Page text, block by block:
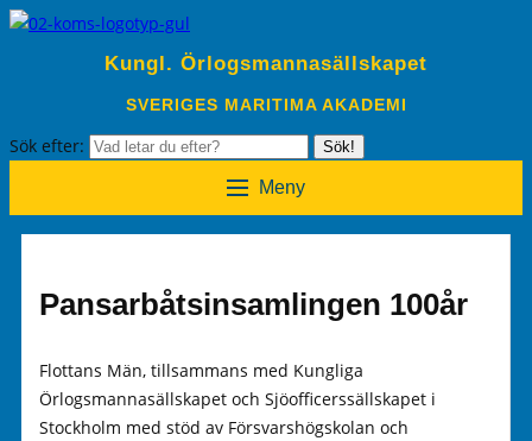
Kungl. Örlogsmannasällskapet
SVERIGES MARITIMA AKADEMI
Sök efter: Sök!
Meny
Pansarbåtsinsamlingen 100år
Flottans Män, tillsammans med Kungliga
Örlogsmannasällskapet och Sjöofficerssällskapet i
Stockholm med stöd av Försvarshögskolan och